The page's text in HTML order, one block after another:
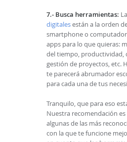
7.- Busca herramientas:
digitalesestán a la orden
smartphone o
apps para lo que quieras:
del tiempo, productividad,
gestión de proyectos, etc.
te parecerá abrumador
para cada una de tus
Tranquilo, que para eso
Nuestra recomendación
algunas de las más
con la que te funcione